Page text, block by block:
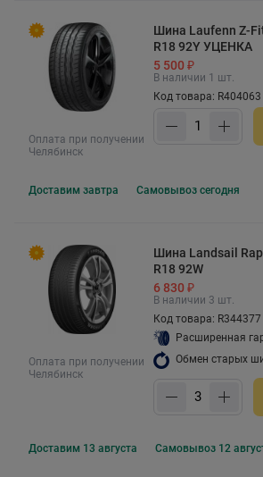
Оплата при получении
Челябинск
Шина Laufenn Z-
R18 92Y УЦЕНКА
5 500 ₽
В наличии 1 шт.
Код товара: R404063
Доставим завтра Самовывоз сегодня
Оплата при получении
Челябинск
Шина Landsail
R18 92W
6 830 ₽
В наличии 3 шт.
Код товара: R344377
Расширенная
Обмен старых
Доставим 13 августа Самовывоз 12